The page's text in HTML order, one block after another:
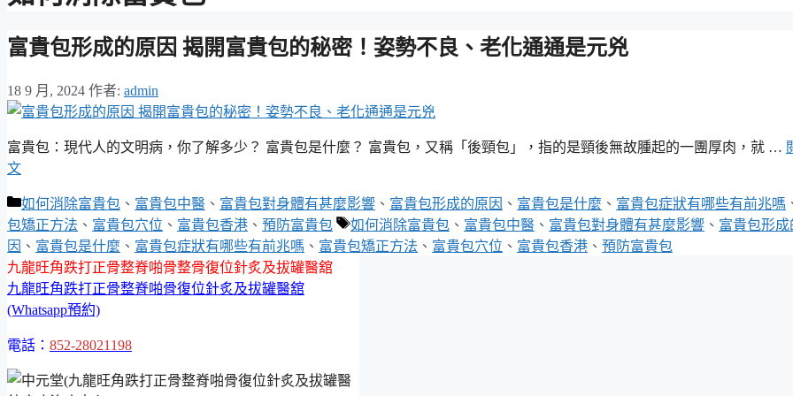
富貴包形成的原因 揭開富貴包的秘密！姿勢不良、老化通通是元兇
18 9 月, 2024 作者: admin
富貴包：現代人的文明病，你了解多少？ 富貴包是什麼？ 富貴包，又稱「後頸包」，指的是頸後無故腫起的一團厚肉，就 …
文
分
類
如何消除富貴包 、 富貴包中醫 、 富貴包對身體有甚麼影響 、 富貴包形成的原因 、 富貴包是什麼 、 富貴包症狀有哪些有前兆嗎
包矯正方法 、 富貴包穴位 、 富貴包香港 、 預防富貴包
標
籤
如何消除富貴包 、 富貴包中醫 、 富貴包對身體有甚麼影響 、 富貴包形成
因 、 富貴包是什麼 、 富貴包症狀有哪些有前兆嗎 、 富貴包矯正方法 、 富貴包穴位 、 富貴包香港 、 預防富貴包
九龍旺角跌打正骨整脊啪骨整骨復位針炙及拔罐醫舘
九龍旺角跌打正骨整脊啪骨復位針炙及拔罐醫舘
(Whatsapp預約)
電話： 852-28021198